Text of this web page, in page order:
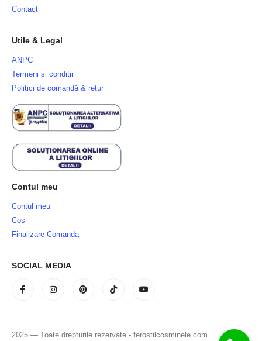
Contact
Utile & Legal
ANPC
Termeni si conditii
Politici de comandă & retur
Contul meu
Contul meu
Cos
Finalizare Comanda
SOCIAL MEDIA
2025 — Toate drepturile rezervate - ferostilcosminele.com.